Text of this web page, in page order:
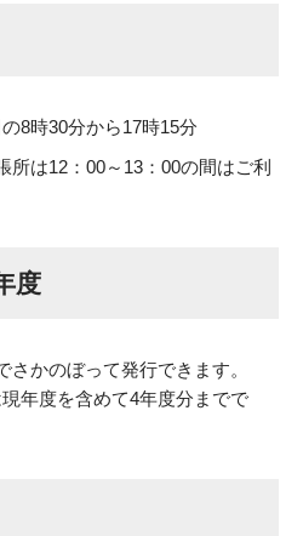
8時30分から17時15分
所は12：00～13：00の間はご利
度
かのぼって発行できます。
年度を含めて4年度分までで